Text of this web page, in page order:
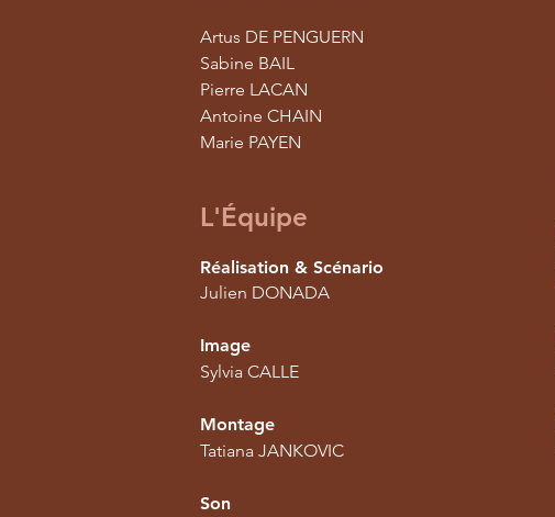
Artus DE PENGUERN
Sabine BAIL
Pierre LACAN
Antoine CHAIN
Marie PAYEN
L'Équipe
Réalisation & Scénario
Julien DONADA
Image
Sylvia CALLE
Montage
Tatiana JANKOVIC
Son